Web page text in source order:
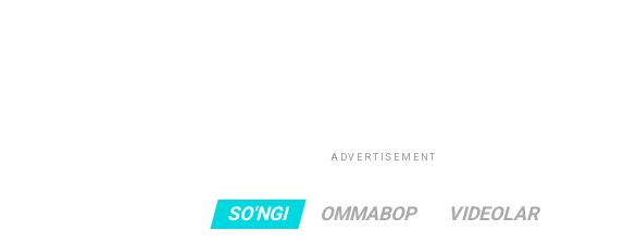
ADVERTISEMENT
SO'NGI OMMABOP VIDEOLAR